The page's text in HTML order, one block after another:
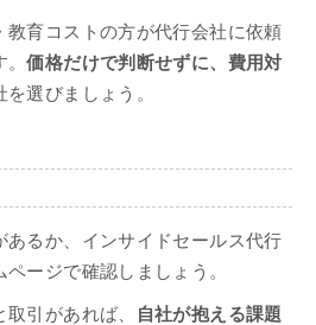
教育コストの方が代行会社に依頼
。価格だけで判断せずに、費用対
を選びましょう。
あるか、インサイドセールス代行
ージで確認しましょう。
引があれば、
自社が抱える課題